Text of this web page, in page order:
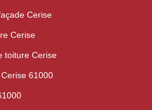
Cerise
Cerise
toiture Cerise
61000